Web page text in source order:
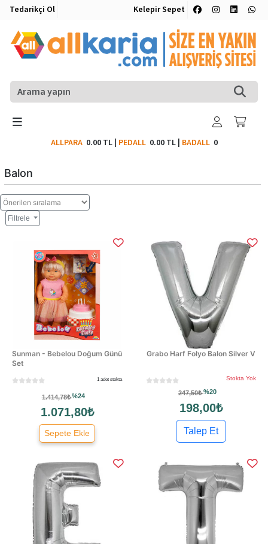
Tedarikçi Ol Kelepir Sepet
ALLPARA 0.00 TL| PEDALL 0.00 TL| BADALL0
Balon
Filtrele
Sunman - Bebelou Doğum Günü
Set
1 adet stokta
1.414,78₺%24
1.071,80₺
Sepete Ekle
Grabo Harf Folyo Balon Silver V
Stokta Yok
247,50₺%20
198,00₺
Talep Et